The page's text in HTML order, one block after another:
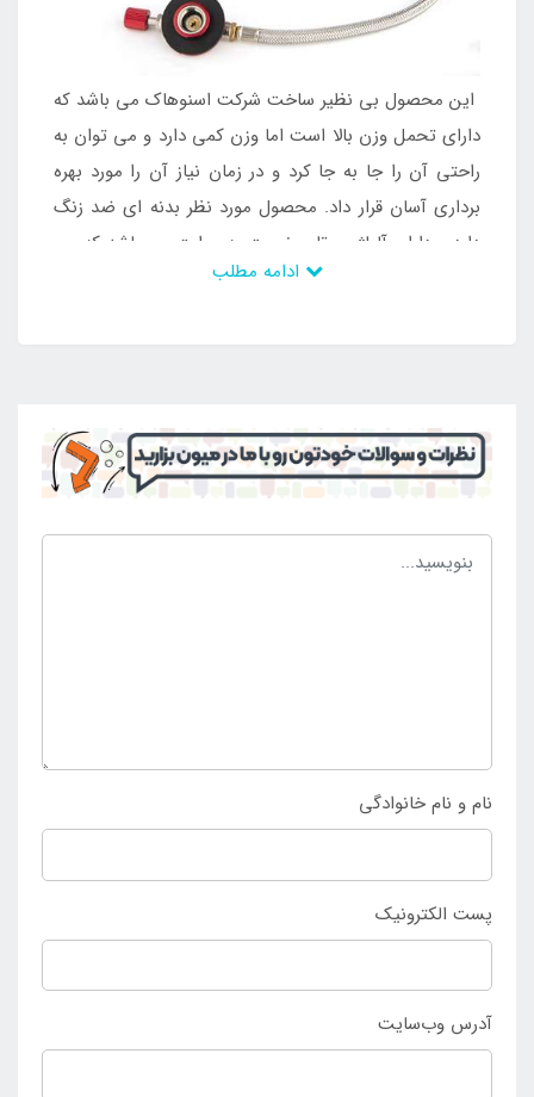
این محصول بی نظیر ساخت شرکت اسنوهاک می باشد که
دارای تحمل وزن بالا است اما وزن کمی دارد و می توان به
راحتی آن را جا به جا کرد و در زمان نیاز آن را مورد بهره
برداری آسان قرار داد. محصول مورد نظر بدنه ای ضد زنگ
دارد و دارای آلیاژی مقاوم نسبت به حرارت می باشد که می
توان در طی سال های زیاد از آن استفاده کرد و بهره مند
جایی قرار داد. با این وجود است که قابلیت حمل آسان دارد
و می توان با خیالی آسوده آن را در داخل کوله کوهنوردی
قرار داد و در زمان رسیدن به مکان مورد نظر نسبت به
استفاده از آن به منظور پخت و پز و درست کردن چای
استفاده نمود. این محصول بی نظیر ساخته شده از با
نام و نام خانوادگی
پست الکترونیک
آدرس وب‌سایت